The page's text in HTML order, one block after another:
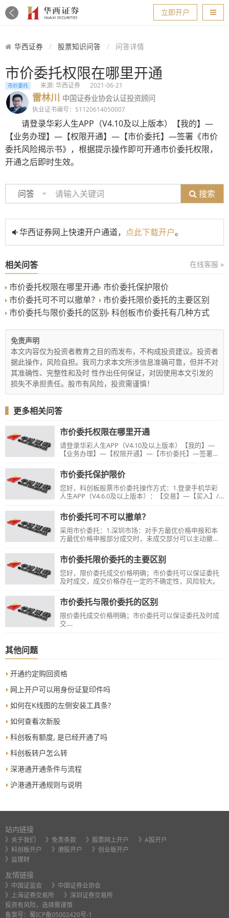
导航
立即开户
华西证券 股票知识问答 问答详情
市价委托权限在哪里开通
市价委托 来源: 华西证券 2021-06-21
雷林川 中国证券业协会认证投资顾问
执业证书编号：S1120614050007
请登录华彩人生APP（V4.10及以上版本）【我的】—
【业务办理】—【权限开通】—【市价委托】—签署《市价
委托风险揭示书》，根据提示操作即可开通市价委托权限，
开通之后即时生效。
问答 搜索
华西证券网上快速开户通道， 点此下载开户。
相关问答 在线客服 »
市价委托权限在哪里开通 市价委托保护限价
市价委托可不可以撤单？
市价委托限价委托的主要区别
市价委托与限价委托的区别 科创板市价委托有几种方式
免责声明
本文内容仅为投资者教育之目的而发布，不构成投资建议。投资者
据此操作，风险自担。我司力求本文所涉信息准确可靠，但并不对
其准确性、完整性和及时 性作出任何保证，对因使用本文引发的
损失不承担责任。股市有风险，投资需谨慎！
▍ 更多相关问答
市价委托权限在哪里开通
请登录华彩人生APP（V4.10及以上版本）【我的】—
【业务办理】—【权限开通】—【市价委托】—签署
委托权限，开通之后即时生效。
市价委托保护限价
您好，科创板股票市价委托操作方式：1.登录手机华彩
人生APP（V4.6.0及以上版本）：【交易】—【买入】/
价委托方式（四种申报方式）—输入保护限价、委托数
量，根据提示下单即可；2.登录电脑华彩人生一点通
（V7.29）及以上：【交易】—【证券交易】—【股票】
—【科创板】—【买入】/【卖出】—输入股票代码，选
择市价委托（四种申报方式）—输入保护限价、委托数
量，根据提示下单即可。双融客户请使用【担保品买
入】/【担保品卖出】栏目选择市价委托的申报方式进行
操作。
市价委托可不可以撤单？
采用市价委托：1.深圳市场：对手方最优价格申报和本
方最优价格申报部分成交时，未成交部分可以主动撤
能主动撤单。
市价委托限价委托的主要区别
您好，限价委托成交价格明确；市价委托可以保证委托
及时成交，成交价格存在一定的不确定性，风险较大。
市价委托与限价委托的区别
限价委托成交价格明确；市价委托可以保证委托及时成
交....
其他问题
开通约定购回资格
网上开户可以用身份证复印件吗
如何在K线图的左侧安装工具条?
如何查看次新股
科创板有额度, 是已经开通了吗
科创板转户怎么转
深港通开通条件与流程
沪港通开通规则与说明
站内链接
》关于我们 》免责条款 》股票网上开户
》A股开户
》科创板开户
》港股开户
》创业板开户
》益理财
友情链接
》中国证监会
》中国证券业协会
》上海证券交易所
》深圳证券交易所
投资有风险，选择需谨慎
备案号： 蜀ICP备05002420号-1